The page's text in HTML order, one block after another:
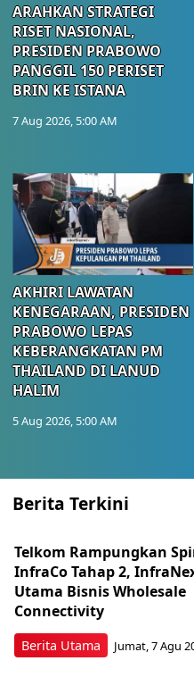
ARAHKAN STRATEGI
RISET NASIONAL,
PRESIDEN PRABOWO
PANGGIL 150 PERISET
BRIN KE ISTANA
7 Aug 2026, 5:00 AM
AKHIRI LAWATAN
KENEGARAAN, PRESIDEN
PRABOWO LEPAS
KEBERANGKATAN PM
THAILAND DI LANUD
HALIM
5 Aug 2026, 5:00 AM
Berita Terkini
Berita Utama
Telkom Rampungkan
InfraCo Tahap 2,
Utama Bisnis Wholesale
Connectivity
Jumat, 7 Agu